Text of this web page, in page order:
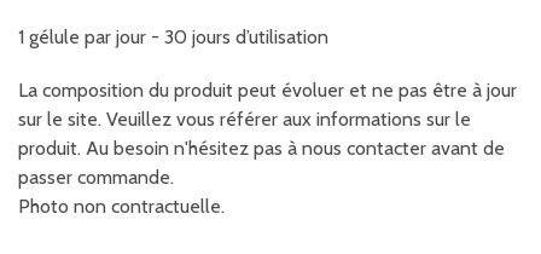
1 gélule par jour - 30 jours d’utilisation
La composition du produit peut évoluer et ne pas être à jour
sur le site. Veuillez vous référer aux informations sur le
produit. Au besoin n'hésitez pas à nous contacter avant de
passer commande.
Photo non contractuelle.